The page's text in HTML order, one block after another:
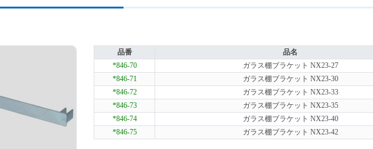
品番
品名
*846-70
ガラス棚ブラケット NX23-27
*846-71
ガラス棚ブラケット NX23-30
*846-72
ガラス棚ブラケット NX23-33
*846-73
ガラス棚ブラケット NX23-35
*846-74
ガラス棚ブラケット NX23-40
*846-75
ガラス棚ブラケット NX23-42